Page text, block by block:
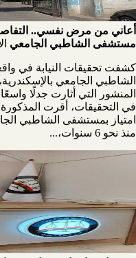
أعاني من مرض نفسي..
مستشفى الشاطبي الجامعي
كشفت تحقيقات النيابة في
الشاطبي الجامعي
المنشور التي أثارت جدلًا
في التحقيقات، أقرت
امتياز بمستشفى الشاطبي
منذ نحو 6 سنوات،...